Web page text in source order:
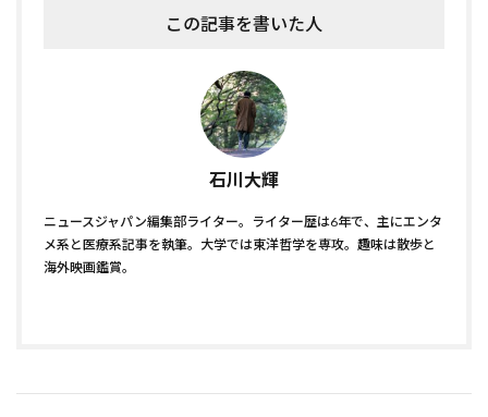
この記事を書いた人
石川大輝
ニュースジャパン編集部ライター。ライター歴は6年で、主にエンタ
メ系と医療系記事を執筆。大学では東洋哲学を専攻。趣味は散歩と
海外映画鑑賞。